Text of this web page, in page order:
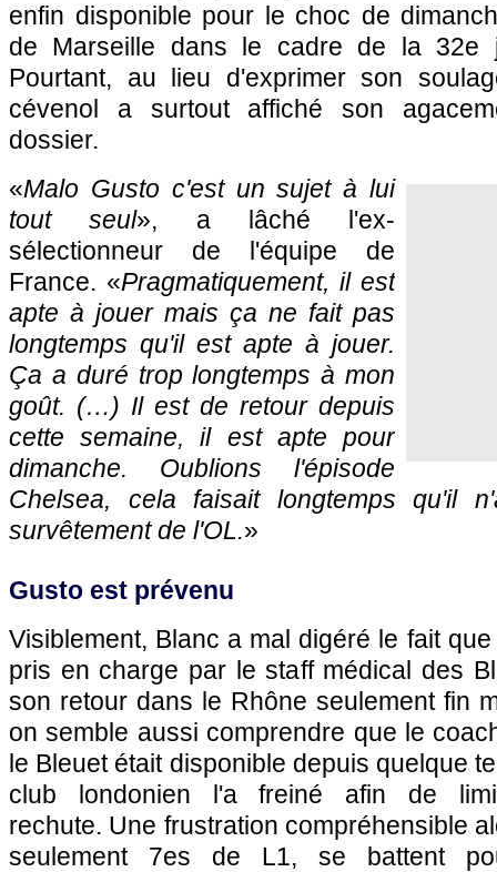
enfin disponible pour le choc de
de Marseille dans le cadre de la 32e
Pourtant, au lieu d'exprimer son
cévenol a surtout affiché son
dossier.
«Malo Gusto c'est un sujet à lui
tout seul», a lâché l'ex-
sélectionneur de l'équipe de
France. «Pragmatiquement, il est
apte à jouer mais ça ne fait pas
longtemps qu'il est apte à jouer.
Ça a duré trop longtemps à mon
goût. (…) Il est de retour depuis
cette semaine, il est apte pour
dimanche. Oublions l'épisode
Chelsea, cela faisait longtemps qu'il
survêtement de l'OL.»
Gusto est prévenu
Visiblement, Blanc a mal digéré le fait
pris en charge par le staff médical des
son retour dans le Rhône seulement fin
on semble aussi comprendre que le
le Bleuet était disponible depuis quelque
club londonien l'a freiné afin de
rechute. Une frustration compréhensible
seulement 7es de L1, se battent